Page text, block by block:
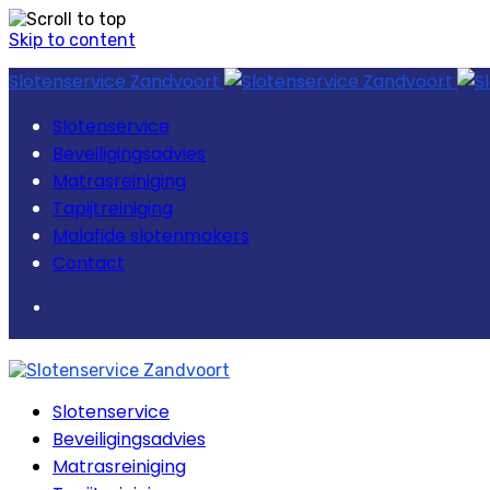
Skip to content
Slotenservice Zandvoort
Slotenservice
Beveiligingsadvies
Matrasreiniging
Tapijtreiniging
Malafide slotenmakers
Contact
Slotenservice
Beveiligingsadvies
Matrasreiniging